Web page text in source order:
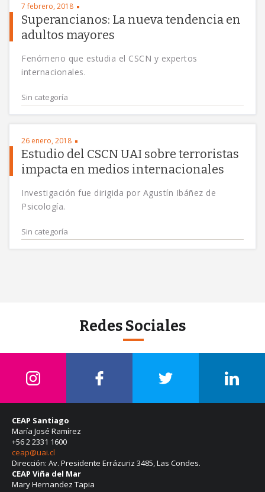
7 febrero, 2018
Superancianos: La nueva tendencia en
adultos mayores
Fenómeno que estudia el CSCN y expertos
internacionales.
Sin categoría
26 enero, 2018
Estudio del CSCN UAI sobre terroristas
impacta en medios internacionales
Investigación fue dirigida por Agustín Ibáñez de
Psicología.
Sin categoría
Redes Sociales
CEAP Santiago
María José Ramírez
+56 2 2331 1600
ceap@uai.cl
Dirección: Av. Presidente Errázuriz 3485, Las Condes.
CEAP Viña del Mar
Mary Hernandez Tapia